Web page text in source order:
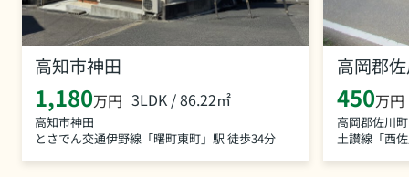
高知市神田
1,180万円 3LDK / 86.22㎡
高知市神田
とさでん交通伊野線「曙町東町」駅 徒歩34分
高岡郡
450万円
高岡郡佐川
土讃線「西